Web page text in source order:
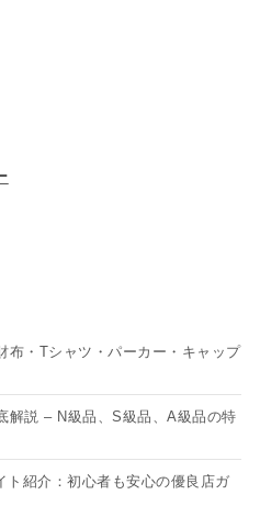
布・Tシャツ・パーカー・キャップ
解説 – N級品、S級品、A級品の特
紹介：初心者も安心の優良店ガ